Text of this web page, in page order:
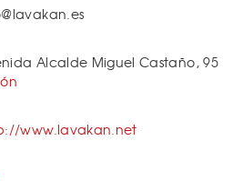
Alcalde Miguel Castaño, 95
www.lavakan.net